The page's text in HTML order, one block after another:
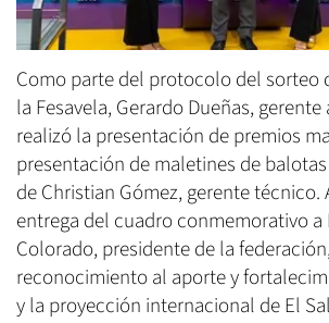
Como parte del protocolo del sorteo
la Fesavela, Gerardo Dueñas,
realizó la presentación de premios
presentación de maletines de
de Christian Gómez, gerente técnico.
entrega del cuadro conmemorativo a
Colorado, presidente de la
reconocimiento al aporte y
y la proyección internacional de El